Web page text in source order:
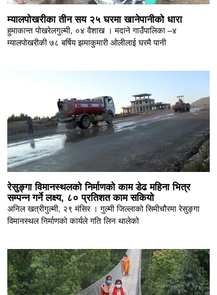
म्यालपोखरीका तीन सय २५ घरमा खानेपानीको धारा
हुमाकान्त पोखरेलगुल्मी, ०४ वैशाख । मदाने गाउँपालिका –४
म्यालपोखरीकी ७८ बर्षिय झमाकुमारी ओलीलाई घरमै पानी
रेसुङ्गा विमानस्थलको निर्माणको काम डेढ महिना भित्र
सम्पन्न गर्ने लक्ष्य, ८० प्रतिशत काम सकियो
अनिल खत्रीगुल्मी, २९ मंसिर । गुल्मी जिल्लाको सिमीचौरमा रेसुङ्गा
विमानस्थल निर्माणको कार्यले गति लिन थालेको